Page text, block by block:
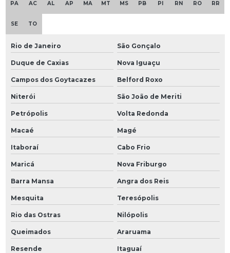
PA AC AL AP MA MT MS PB PI RN RO RR
SE TO
Rio de Janeiro São Gonçalo
Duque de Caxias Nova Iguaçu
Campos dos Goytacazes Belford Roxo
Niterói São João de Meriti
Petrópolis Volta Redonda
Macaé Magé
Itaboraí Cabo Frio
Maricá Nova Friburgo
Barra Mansa Angra dos Reis
Mesquita Teresópolis
Rio das Ostras Nilópolis
Queimados Araruama
Resende Itaguaí